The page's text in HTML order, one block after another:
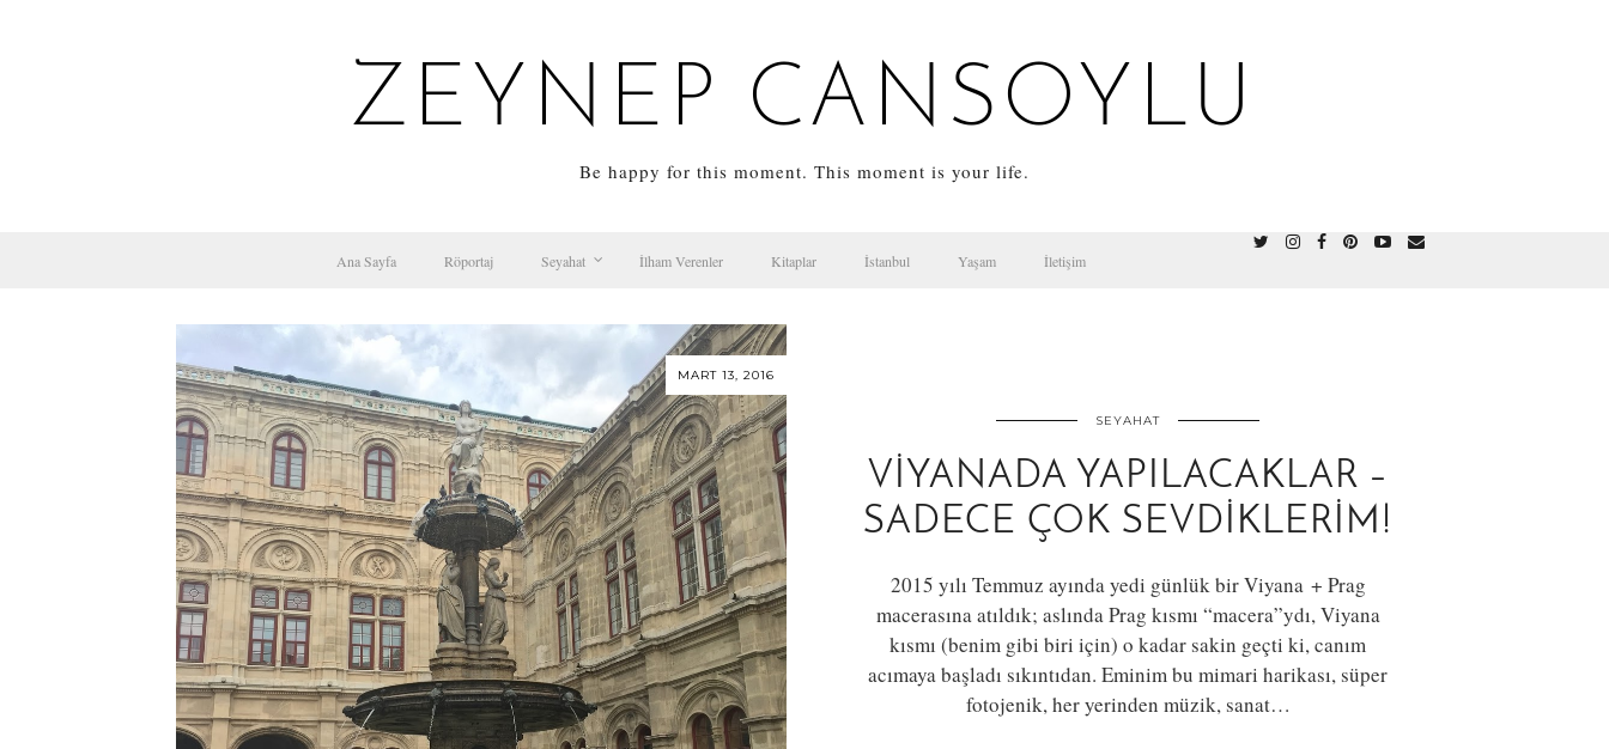
ZEYNEP CANSOYLU
Be happy for this moment. This moment is your life.
Ana Sayfa Röportaj Seyahat İlham Verenler Kitaplar İstanbul Yaşam İletişim
MART 13, 2016
SEYAHAT
VIYANADA YAPILACAKLAR –
SADECE ÇOK SEVDIKLERIM!
2015 yılı Temmuz ayında yedi günlük bir Viyana + Prag
macerasına atıldık; aslında Prag kısmı “macera”ydı, Viyana
kısmı (benim gibi biri için) o kadar sakin geçti ki, canım
acımaya başladı sıkıntıdan. Eminim bu mimari harikası, süper
fotojenik, her yerinden müzik, sanat…